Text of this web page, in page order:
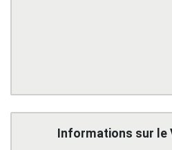
Informations sur le